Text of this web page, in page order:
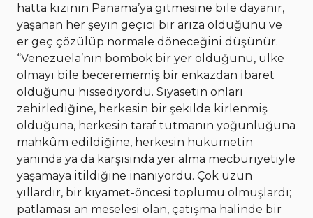
hatta kızının Panama’ya gitmesine bile dayanır,
yaşanan her şeyin geçici bir arıza olduğunu ve
er geç çözülüp normale döneceğini düşünür.
“Venezuela’nın bombok bir yer olduğunu, ülke
olmayı bile becerememiş bir enkazdan ibaret
olduğunu hissediyordu. Siyasetin onları
zehirlediğine, herkesin bir şekilde kirlenmiş
olduğuna, herkesin taraf tutmanın yoğunluğuna
mahkûm edildiğine, herkesin hükümetin
yanında ya da karşısında yer alma mecburiyetiyle
yaşamaya itildiğine inanıyordu. Çok uzun
yıllardır, bir kıyamet-öncesi toplumu olmuşlardı;
patlaması an meselesi olan, çatışma halinde bir